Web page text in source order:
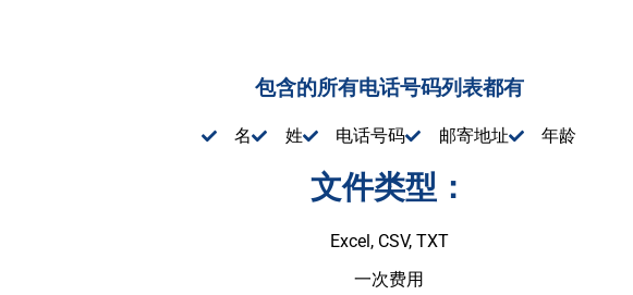
包含的所有电话号码列表都有
名 姓 电话号码 邮寄地址 年龄
文件类型：
Excel, CSV, TXT
一次费用